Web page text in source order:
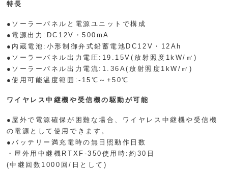
特長
●ソーラーパネルと電源ユニットで構成
●電源出力:DC12V・500mA
●内蔵電池:小形制御弁式鉛蓄電池DC12V・12Ah
●ソーラーパネル出力電圧:19.15V(放射照度1kW/㎡)
●ソーラーパネル出力電流:1.36A(放射照度1kW/㎡)
●使用可能温度範囲:-15℃～+50℃
ワイヤレス中継機や受信機の駆動が可能
●屋外で電源確保が困難な場合、ワイヤレス中継機や受信機
の電源として使用できます。
●バッテリー満充電時の無日照動作日数
・屋外用中継機RTXF-350使用時:約30日
(中継回数1000回/日として)